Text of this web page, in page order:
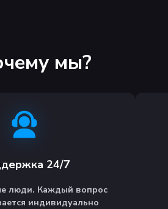
мы?
24/7
люди. Каждый вопрос
индивидуально